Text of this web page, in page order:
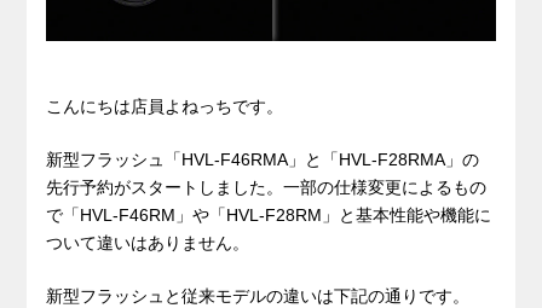
こんにちは店員よねっちです。
新型フラッシュ「HVL-F46RMA」と「HVL-F28RMA」の
先行予約がスタートしました。一部の仕様変更によるもの
で「HVL-F46RM」や「HVL-F28RM」と基本性能や機能に
ついて違いはありません。
新型フラッシュと従来モデルの違いは下記の通りです。